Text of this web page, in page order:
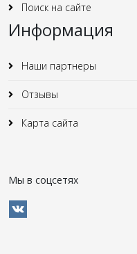
Поиск на сайте
Информация
Наши партнеры
Отзывы
Карта сайта
Мы в соцсетях